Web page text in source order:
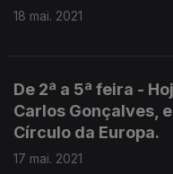
18 mai. 2021
De 2ª a 5ª feira -
Carlos Gonçalves,
Círculo da Europa.
17 mai. 2021